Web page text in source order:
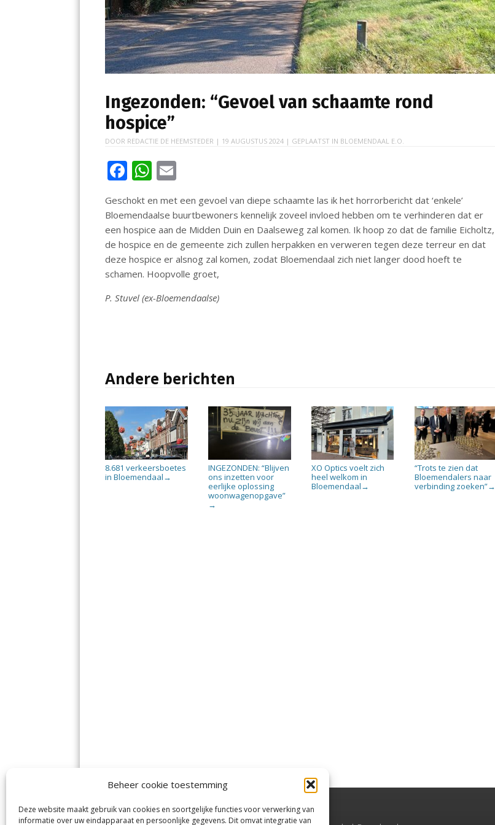
Beheer cookie toestemming
Deze website maakt gebruik van cookies en soortgelijke functies voor verwerking van
informatie over uw eindapparaat en persoonlijke gegevens. Dit omvat integratie van
Ingezonden: “Gevoel van schaamte rond
hospice”
DOOR REDACTIE DE HEEMSTEDER | 19 AUGUSTUS 2024 | GEPLAATST IN BLOEMENDAAL E.O.
F
e
b
o
o
W
at
s
A
p
p
ai
l
Geschokt en met een gevoel van diepe schaamte las ik het horrorbericht dat ‘enkele’
Bloemendaalse buurtbewoners kennelijk zoveel invloed hebben om te verhinderen dat er
een hospice aan de Midden Duin en Daalseweg zal komen. Ik hoop zo dat de familie Eicholtz,
de hospice en de gemeente zich zullen herpakken en verweren tegen deze terreur en dat
deze hospice er alsnog zal komen, zodat Bloemendaal zich niet langer dood hoeft te
schamen. Hoopvolle groet,
P. Stuvel (ex-Bloemendaalse)
Andere berichten
8.681 verkeersboetes
in Bloemendaal →
INGEZONDEN: “Blijven
ons inzetten voor
eerlijke oplossing
woonwagenopgave”
→
XO Optics voelt zich
heel welkom in
Bloemendaal →
“Trots te zien dat
Bloemendalers naar
verbinding zoeken”→